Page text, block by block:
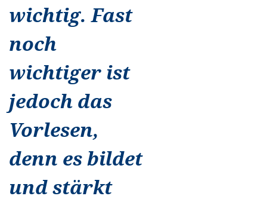
wichtig. Fast
noch
wichtiger ist
jedoch das
Vorlesen,
denn es bildet
und stärkt